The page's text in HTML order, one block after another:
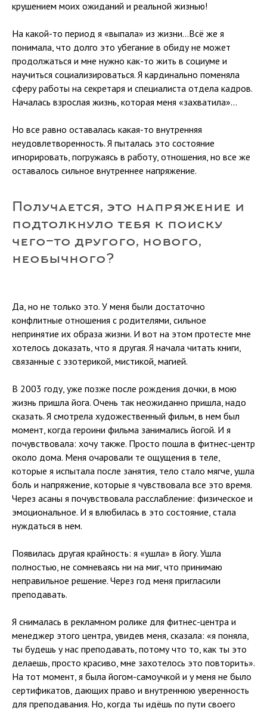
крушением моих ожиданий и реальной жизнью!
На какой-то период я «выпала» из жизни…Всё же я
понимала, что долго это убегание в обиду не может
продолжаться и мне нужно как-то жить в социуме и
научиться социализироваться. Я кардинально поменяла
сферу работы на секретаря и специалиста отдела кадров.
Началась взрослая жизнь, которая меня «захватила»…
Но все равно оставалась какая-то внутренняя
неудовлетворенность. Я пыталась это состояние
игнорировать, погружаясь в работу, отношения, но все же
оставалось сильное внутреннее напряжение.
Получается, это напряжение и
подтолкнуло тебя к поиску
чего-то другого, нового,
необычного?
Да, но не только это. У меня были достаточно
конфлитные отношения с родителями, сильное
непринятие их образа жизни. И вот на этом протесте мне
хотелось доказать, что я другая. Я начала читать книги,
связанные с эзотерикой, мистикой, магией.
В 2003 году, уже позже после рождения дочки, в мою
жизнь пришла йога. Очень так неожиданно пришла, надо
сказать. Я смотрела художественный фильм, в нем был
момент, когда героини фильма занимались йогой. И я
почувствовала: хочу также. Просто пошла в фитнес-центр
около дома. Меня очаровали те ощущения в теле,
которые я испытала после занятия, тело стало мягче, ушла
боль и напряжение, которые я чувствовала все это время.
Через асаны я почувствовала расслабление: физическое и
эмоциональное. И я влюбилась в это состояние, стала
нуждаться в нем.
Появилась другая крайность: я «ушла» в йогу. Ушла
полностью, не сомневаясь ни на миг, что принимаю
неправильное решение. Через год меня пригласили
преподавать.
Я снималась в рекламном ролике для фитнес-центра и
менеджер этого центра, увидев меня, сказала: «я поняла,
ты будешь у нас преподавать, потому что то, как ты это
делаешь, просто красиво, мне захотелось это повторить».
На тот момент, я была йогом-самоучкой и у меня не было
сертификатов, дающих право и внутреннюю уверенность
для преподавания. Но, когда ты идёшь по пути своего